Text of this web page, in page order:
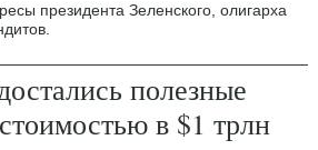
президента Зеленского, олигарха
полезные
в $1 трлн